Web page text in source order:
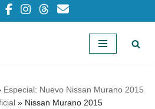
Especial: Nuevo Nissan Murano 2015
» Nissan Murano 2015